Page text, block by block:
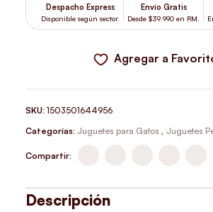
Despacho Express
Disponible según sector.
Envío Gratis
Desde $39.990 en RM.
Agregar a
SKU:1503501644956
Categorías: Juguetes para Gatos , Juguetes
Compartir:
Descripción